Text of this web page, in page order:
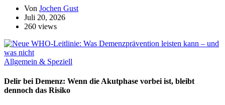
Von Jochen Gust
Juli 20, 2026
260 views
Allgemein & Speziell
Delir bei Demenz: Wenn die Akutphase vorbei ist, bleibt
dennoch das Risiko